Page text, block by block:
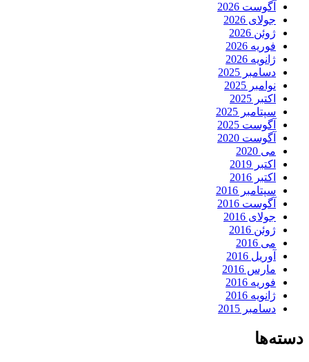
آگوست 2026
جولای 2026
ژوئن 2026
فوریه 2026
ژانویه 2026
دسامبر 2025
نوامبر 2025
اکتبر 2025
سپتامبر 2025
آگوست 2025
آگوست 2020
می 2020
اکتبر 2019
اکتبر 2016
سپتامبر 2016
آگوست 2016
جولای 2016
ژوئن 2016
می 2016
آوریل 2016
مارس 2016
فوریه 2016
ژانویه 2016
دسامبر 2015
دسته‌ها